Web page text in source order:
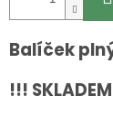
Balíček
!!!